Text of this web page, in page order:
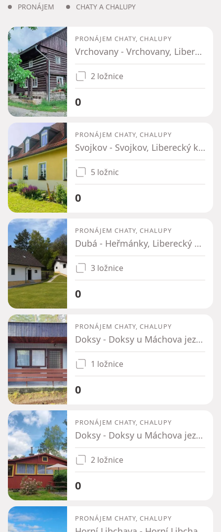
PRONÁJEM CHATY A CHALUPY
PRONÁJEM CHATY, CHALUPY
Vrchovany - Vrchovany, Liberecký kraj
2 ložnice
0
PRONÁJEM CHATY, CHALUPY
Svojkov - Svojkov, Liberecký kraj
5 ložnic
0
PRONÁJEM CHATY, CHALUPY
Dubá - Heřmánky, Liberecký kraj
3 ložnice
0
PRONÁJEM CHATY, CHALUPY
Doksy - Doksy u Máchova jezera, Liberecký kraj
1 ložnice
0
PRONÁJEM CHATY, CHALUPY
Doksy - Doksy u Máchova jezera, Liberecký kraj
2 ložnice
0
PRONÁJEM CHATY, CHALUPY